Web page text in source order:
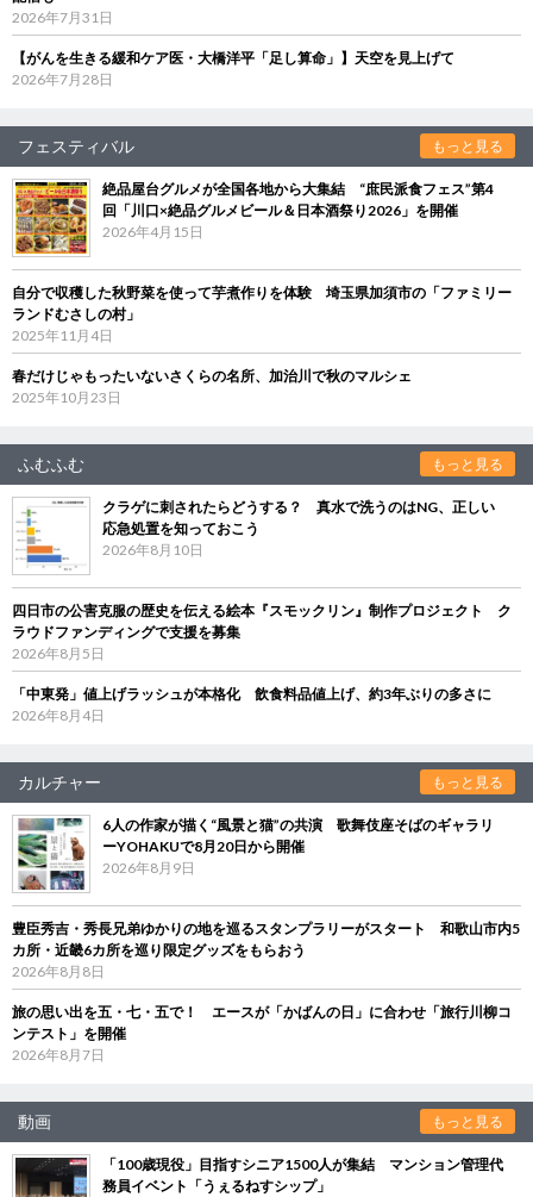
2026年7月31日
【がんを生きる緩和ケア医・大橋洋平「足し算命」】天空を見上げて
2026年7月28日
フェスティバル もっと見る
絶品屋台グルメが全国各地から大集結 “庶民派食フェス”第4
回「川口×絶品グルメビール＆日本酒祭り2026」を開催
2026年4月15日
自分で収穫した秋野菜を使って芋煮作りを体験 埼玉県加須市の「ファミリー
ランドむさしの村」
2025年11月4日
春だけじゃもったいないさくらの名所、加治川で秋のマルシェ
2025年10月23日
ふむふむ もっと見る
クラゲに刺されたらどうする？ 真水で洗うのはNG、正しい
応急処置を知っておこう
2026年8月10日
四日市の公害克服の歴史を伝える絵本『スモックリン』制作プロジェクト ク
ラウドファンディングで支援を募集
2026年8月5日
「中東発」値上げラッシュが本格化 飲食料品値上げ、約3年ぶりの多さに
2026年8月4日
カルチャー もっと見る
6人の作家が描く“風景と猫”の共演 歌舞伎座そばのギャラリ
ーYOHAKUで8月20日から開催
2026年8月9日
豊臣秀吉・秀長兄弟ゆかりの地を巡るスタンプラリーがスタート 和歌山市内5
カ所・近畿6カ所を巡り限定グッズをもらおう
2026年8月8日
旅の思い出を五・七・五で！ エースが「かばんの日」に合わせ「旅行川柳コ
ンテスト」を開催
2026年8月7日
動画 もっと見る
「100歳現役」目指すシニア1500人が集結 マンション管理代
務員イベント「うぇるねすシップ」